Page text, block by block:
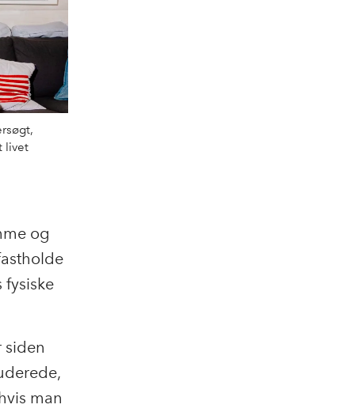
livet
og
siden
man